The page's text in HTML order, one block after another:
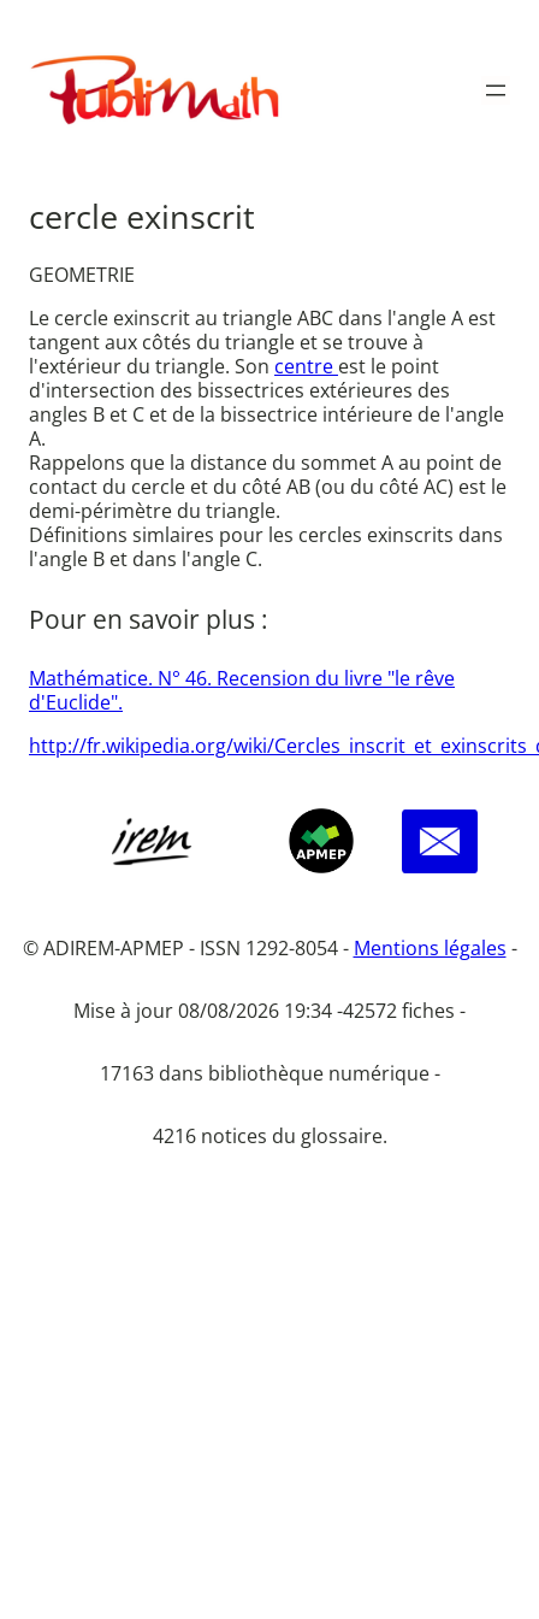
contenu
Publimath
cercle exinscrit
GEOMETRIE
Le cercle exinscrit au triangle ABC dans l'angle A est
tangent aux côtés du triangle et se trouve à
l'extérieur du triangle. Son centre est le point
d'intersection des bissectrices extérieures des
angles B et C et de la bissectrice intérieure de l'angle
A.
Rappelons que la distance du sommet A au point de
contact du cercle et du côté AB (ou du côté AC) est le
demi-périmètre du triangle.
Définitions simlaires pour les cercles exinscrits dans
l'angle B et dans l'angle C.
Pour en savoir plus :
Mathématice. N° 46. Recension du livre "le rêve
d'Euclide".
http://fr.wikipedia.org/wiki/
© ADIREM-APMEP - ISSN 1292-8054 - Mentions légales -
Mise à jour 08/08/2026 19:34 -42572 fiches -
17163 dans bibliothèque numérique -
4216 notices du glossaire.